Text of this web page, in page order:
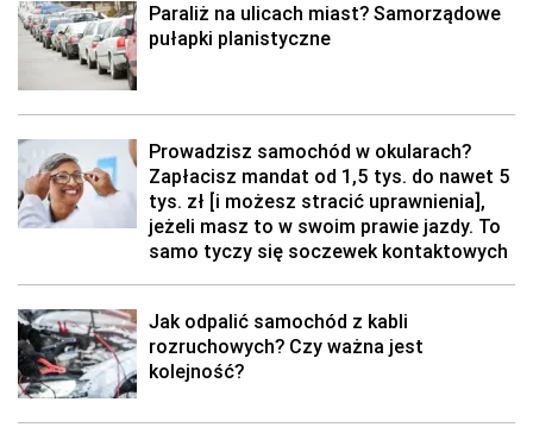
Paraliż na ulicach miast? Samorządowe
pułapki planistyczne
Prowadzisz samochód w okularach?
Zapłacisz mandat od 1,5 tys. do nawet 5
tys. zł [i możesz stracić uprawnienia],
jeżeli masz to w swoim prawie jazdy. To
samo tyczy się soczewek kontaktowych
Jak odpalić samochód z kabli
rozruchowych? Czy ważna jest
kolejność?